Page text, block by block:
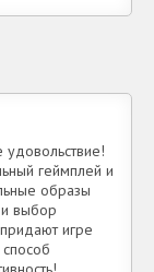
удовольствие!
геймплей и
образы
выбор
игре